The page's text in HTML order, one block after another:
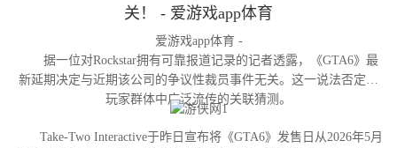
关！ - 爱游戏app体育
爱游戏app体育 -
据一位对Rockstar拥有可靠报道记录的记者透露，《GTA6》最
新延期决定与近期该公司的争议性裁员事件无关。这一说法否定了
玩家群体中广泛流传的关联猜测。
Take-Two Interactive于昨日宣布将《GTA6》发售日从2026年5月